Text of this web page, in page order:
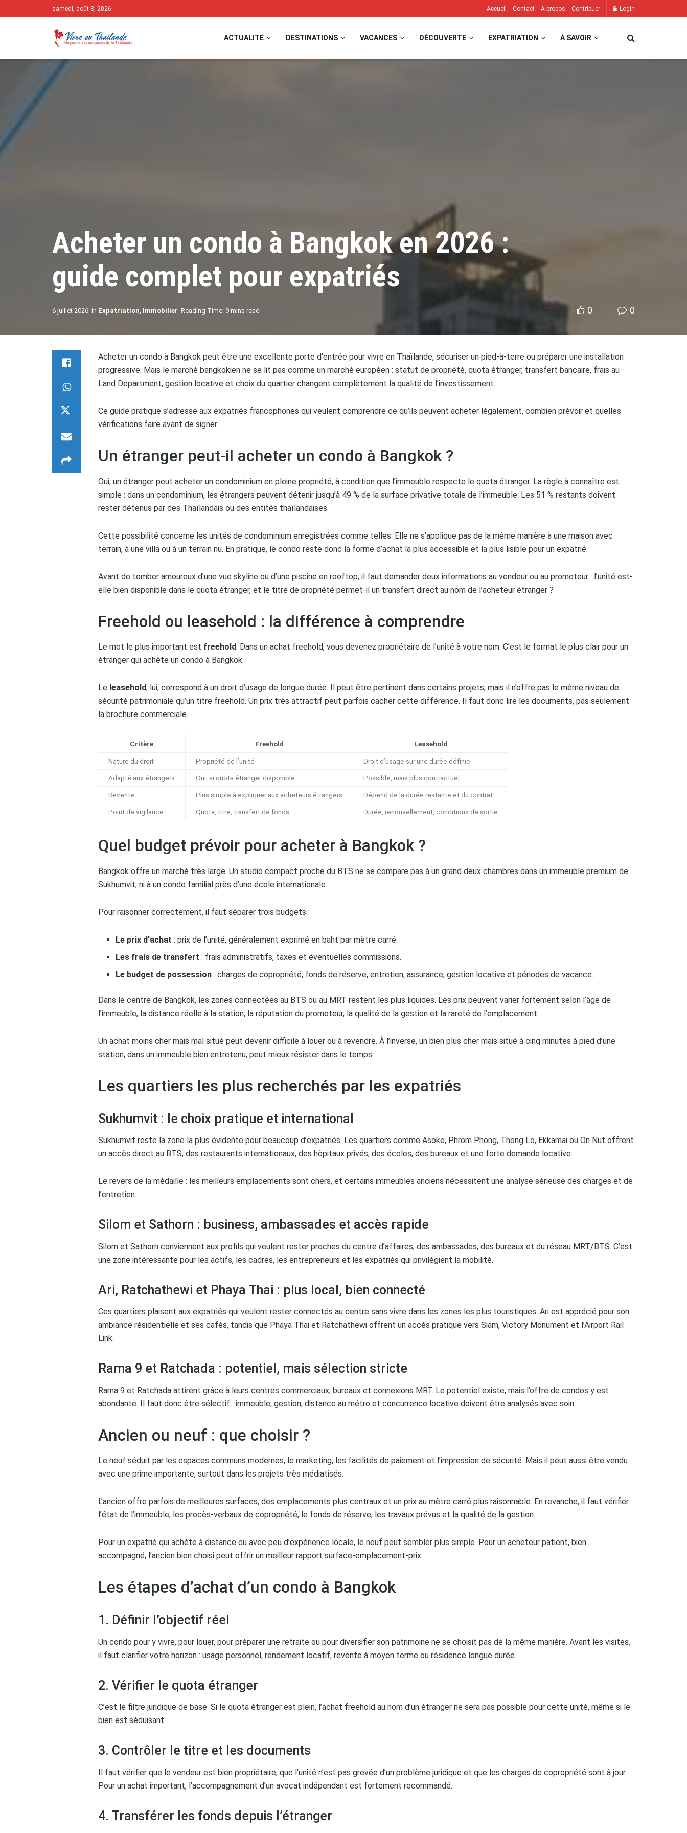
samedi, août 8, 2026 Accueil Contact A propos Contribuer Login
ACTUALITÉ DESTINATIONS VACANCES DÉCOUVERTE EXPATRIATION À SAVOIR
Acheter un condo à Bangkok en 2026 :
guide complet pour expatriés
6 juillet 2026 in Expatriation, Immobilier Reading Time: 9 mins read 0 0
Acheter un condo à Bangkok peut être une excellente porte d’entrée pour vivre en Thaïlande, sécuriser un pied-à-terre ou préparer une installation
progressive. Mais le marché bangkokien ne se lit pas comme un marché européen : statut de propriété, quota étranger, transfert bancaire, frais au
Land Department, gestion locative et choix du quartier changent complètement la qualité de l’investissement.
Ce guide pratique s’adresse aux expatriés francophones qui veulent comprendre ce qu’ils peuvent acheter légalement, combien prévoir et quelles
vérifications faire avant de signer.
Un étranger peut-il acheter un condo à Bangkok ?
Oui, un étranger peut acheter un condominium en pleine propriété, à condition que l’immeuble respecte le quota étranger. La règle à connaître est
simple : dans un condominium, les étrangers peuvent détenir jusqu’à 49 % de la surface privative totale de l’immeuble. Les 51 % restants doivent
rester détenus par des Thaïlandais ou des entités thaïlandaises.
Cette possibilité concerne les unités de condominium enregistrées comme telles. Elle ne s’applique pas de la même manière à une maison avec
terrain, à une villa ou à un terrain nu. En pratique, le condo reste donc la forme d’achat la plus accessible et la plus lisible pour un expatrié.
Avant de tomber amoureux d’une vue skyline ou d’une piscine en rooftop, il faut demander deux informations au vendeur ou au promoteur : l’unité est-
elle bien disponible dans le quota étranger, et le titre de propriété permet-il un transfert direct au nom de l’acheteur étranger ?
Freehold ou leasehold : la différence à comprendre
Le mot le plus important est freehold. Dans un achat freehold, vous devenez propriétaire de l’unité à votre nom. C’est le format le plus clair pour un
étranger qui achète un condo à Bangkok.
Le leasehold, lui, correspond à un droit d’usage de longue durée. Il peut être pertinent dans certains projets, mais il n’offre pas le même niveau de
sécurité patrimoniale qu’un titre freehold. Un prix très attractif peut parfois cacher cette différence. Il faut donc lire les documents, pas seulement
la brochure commerciale.
Critère Freehold Leasehold
Nature du droit Propriété de l’unité Droit d’usage sur une durée définie
Adapté aux étrangers Oui, si quota étranger disponible Possible, mais plus contractuel
Revente Plus simple à expliquer aux acheteurs étrangers Dépend de la durée restante et du contrat
Point de vigilance Quota, titre, transfert de fonds Durée, renouvellement, conditions de sortie
Quel budget prévoir pour acheter à Bangkok ?
Bangkok offre un marché très large. Un studio compact proche du BTS ne se compare pas à un grand deux chambres dans un immeuble premium de
Sukhumvit, ni à un condo familial près d’une école internationale.
Pour raisonner correctement, il faut séparer trois budgets :
Le prix d’achat : prix de l’unité, généralement exprimé en baht par mètre carré.
Les frais de transfert : frais administratifs, taxes et éventuelles commissions.
Le budget de possession : charges de copropriété, fonds de réserve, entretien, assurance, gestion locative et périodes de vacance.
Dans le centre de Bangkok, les zones connectées au BTS ou au MRT restent les plus liquides. Les prix peuvent varier fortement selon l’âge de
l’immeuble, la distance réelle à la station, la réputation du promoteur, la qualité de la gestion et la rareté de l’emplacement.
Un achat moins cher mais mal situé peut devenir difficile à louer ou à revendre. À l’inverse, un bien plus cher mais situé à cinq minutes à pied d’une
station, dans un immeuble bien entretenu, peut mieux résister dans le temps.
Les quartiers les plus recherchés par les expatriés
Sukhumvit : le choix pratique et international
Sukhumvit reste la zone la plus évidente pour beaucoup d’expatriés. Les quartiers comme Asoke, Phrom Phong, Thong Lo, Ekkamai ou On Nut offrent
un accès direct au BTS, des restaurants internationaux, des hôpitaux privés, des écoles, des bureaux et une forte demande locative.
Le revers de la médaille : les meilleurs emplacements sont chers, et certains immeubles anciens nécessitent une analyse sérieuse des charges et de
l’entretien.
Silom et Sathorn : business, ambassades et accès rapide
Silom et Sathorn conviennent aux profils qui veulent rester proches du centre d’affaires, des ambassades, des bureaux et du réseau MRT/BTS. C’est
une zone intéressante pour les actifs, les cadres, les entrepreneurs et les expatriés qui privilégient la mobilité.
Ari, Ratchathewi et Phaya Thai : plus local, bien connecté
Ces quartiers plaisent aux expatriés qui veulent rester connectés au centre sans vivre dans les zones les plus touristiques. Ari est apprécié pour son
ambiance résidentielle et ses cafés, tandis que Phaya Thai et Ratchathewi offrent un accès pratique vers Siam, Victory Monument et l’Airport Rail
Link.
Rama 9 et Ratchada : potentiel, mais sélection stricte
Rama 9 et Ratchada attirent grâce à leurs centres commerciaux, bureaux et connexions MRT. Le potentiel existe, mais l’offre de condos y est
abondante. Il faut donc être sélectif : immeuble, gestion, distance au métro et concurrence locative doivent être analysés avec soin.
Ancien ou neuf : que choisir ?
Le neuf séduit par les espaces communs modernes, le marketing, les facilités de paiement et l’impression de sécurité. Mais il peut aussi être vendu
avec une prime importante, surtout dans les projets très médiatisés.
L’ancien offre parfois de meilleures surfaces, des emplacements plus centraux et un prix au mètre carré plus raisonnable. En revanche, il faut vérifier
l’état de l’immeuble, les procès-verbaux de copropriété, le fonds de réserve, les travaux prévus et la qualité de la gestion.
Pour un expatrié qui achète à distance ou avec peu d’expérience locale, le neuf peut sembler plus simple. Pour un acheteur patient, bien
accompagné, l’ancien bien choisi peut offrir un meilleur rapport surface-emplacement-prix.
Les étapes d’achat d’un condo à Bangkok
1. Définir l’objectif réel
Un condo pour y vivre, pour louer, pour préparer une retraite ou pour diversifier son patrimoine ne se choisit pas de la même manière. Avant les visites,
il faut clarifier votre horizon : usage personnel, rendement locatif, revente à moyen terme ou résidence longue durée.
2. Vérifier le quota étranger
C’est le filtre juridique de base. Si le quota étranger est plein, l’achat freehold au nom d’un étranger ne sera pas possible pour cette unité, même si le
bien est séduisant.
3. Contrôler le titre et les documents
Il faut vérifier que le vendeur est bien propriétaire, que l’unité n’est pas grevée d’un problème juridique et que les charges de copropriété sont à jour.
Pour un achat important, l’accompagnement d’un avocat indépendant est fortement recommandé.
4. Transférer les fonds depuis l’étranger